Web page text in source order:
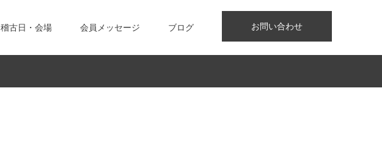
お問い合わせ
稽古日・会場 会員メッセージ ブログ